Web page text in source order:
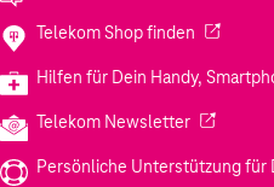
Telekom Shop finden (Wird in
Hilfen für Dein Handy,
Telekom Newsletter(Wird in
Persönliche Unterstützung für